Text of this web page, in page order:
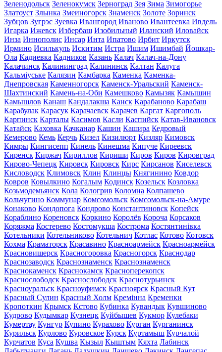
Зеленодольск Зеленокумск Зерноград Зея Зима Зимогорье
Златоуст Злынка Змеиногорск Знаменск Золоте Зоринск
Зубцов Зугрэс Зуевка Ивангород Иваново Ивантеевка Ивдель
Игарка Ижевск Избербаш Изобильный Иланский Иловайск
Инза Иннополис Инсар Инта Ипатово Ирбит Иркутск
Ирмино Исилькуль Искитим Истра Ишим Ишимбай Йошкар-
Ола Кадиевка Кадников Казань Калач Калач-на-Дону
Калачинск Калининград Калининск Калтан Калуга
Кальміуське Калязин Камбарка Каменка Каменка-
Днепровская Каменногорск Каменск-Уральский Каменск-
Шахтинский Камень-на-Оби Камешково Камызяк Камышин
Камышлов Канаш Кандалакша Канск Карабаново Карабаш
Карабулак Карасук Карачаевск Карачев Каргат Каргополь
Карпинск Карталы Касимов Касли Каспийск Катав-Ивановск
Катайск Каховка Качканар Кашин Кашира Кедровый
Кемерово Кемь Керчь Кизел Кизилюрт Кизляр Кимовск
Кимры Кингисепп Кинель Кинешма Кипуче Киреевск
Киренск Киржач Кириллов Кириши Киров Киров Кировград
Кирово-Чепецк Кировск Кировск Кирс Кирсанов Киселевск
Кисловодск Климовск Клин Клинцы Княгинино Ковдор
Ковров Ковылкино Когалым Кодинск Козельск Козловка
Козьмодемьянск Кола Кологрив Коломна Колпашево
Кольчугино Коммунар Комсомольск Комсомольск-на-Амуре
Конаково Кондопога Кондрово Константиновск Копейск
Кораблино Кореновск Коркино Королёв Короча Корсаков
Коряжма Костерево Костомукша Кострома Костянтинівка
Котельники Котельниково Котельнич Котлас Котово Котовск
Кохма Краматорск Красавино Красноармейск Красноармейск
Красновишерск Красногоровка Красногорск Краснодар
Краснозаводск Краснознаменск Краснознаменск
Краснокаменск Краснокамск Красноперекопск
Краснослободск Краснослободск Краснотурьинск
Красноуральск Красноуфимск Красноярск Красный Кут
Красный Сулин Красный Холм Кремінна Кременки
Кропоткин Крымск Кстово Кубинка Кувандык Кувшиново
Кудрово Кудымкар Кузнецк Куйбышев Кукмор Кулебаки
Кумертау Кунгур Купино Курахово Курган Курганинск
Курильск Курлово Куровское Курск Куртамыш Курчалой
Курчатов Куса Кушва Кызыл Кыштым Кяхта Лабинск